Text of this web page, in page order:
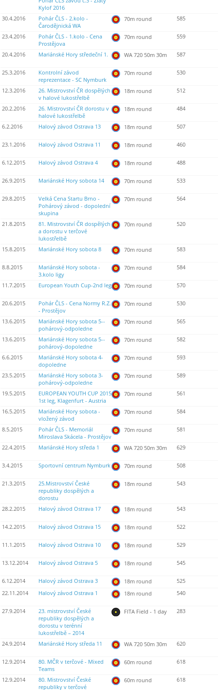
Kylof 2016
30.4.2016
Pohár ČLS - 2.kolo -
Čarodějnická WA
70m round 585
23.4.2016
Pohár ČLS - 1.kolo - Cena
Prostějova
70m round 559
20.4.2016 Mariánské Hory středeční 1. WA 720 50m 30m 587
25.3.2016
Kontrolní závod
reprezentace - SC Nymburk
70m round 530
12.3.2016
26. Mistrovství ČR dospělých
v halové lukostřelbě
18m round 512
20.2.2016
26. Mistrovství ČR dorostu v
halové lukostřelbě
18m round 484
6.2.2016 Halový závod Ostrava 13 18m round 507
23.1.2016 Halový závod Ostrava 11 18m round 460
6.12.2015 Halový závod Ostrava 4 18m round 488
26.9.2015 Mariánské Hory sobota 14 70m round 533
29.8.2015
Velká Cena Startu Brno -
Pohárový závod - dopolední
skupina
70m round 564
21.8.2015
81. Mistrovství ČR dospělých
a dorostu v terčové
lukostřelbě
70m round 520
15.8.2015 Mariánské Hory sobota 8 70m round 583
8.8.2015
Mariánské Hory sobota -
3.kolo ligy
70m round 584
11.7.2015 European Youth Cup-2nd leg 70m round 570
20.6.2015
Pohár ČLS - Cena Normy R.Z.
- Prostějov
70m round 530
13.6.2015
Mariánské Hory sobota 5--
pohárový-odpoledne
70m round 565
13.6.2015
Mariánské Hory sobota 5--
pohárový-dopoledne
70m round 582
6.6.2015
Mariánské Hory sobota 4-
dopoledne
70m round 593
23.5.2015
Mariánské Hory sobota 3-
pohárový-odpoledne
70m round 589
19.5.2015
EUROPEAN YOUTH CUP 2015
1st leg, Klagenfurt - Austria
70m round 561
16.5.2015
Mariánské Hory sobota -
vložený závod
70m round 584
8.5.2015
Pohár ČLS - Memoriál
Miroslava Skácela - Prostějov
70m round 581
22.4.2015 Mariánské Hory středa 1 WA 720 50m 30m 629
3.4.2015 Sportovní centrum Nymburk 70m round 508
21.3.2015
25.Mistrovství České
republiky dospělých a
dorostu
18m round 543
28.2.2015 Halový závod Ostrava 17 18m round 543
14.2.2015 Halový závod Ostrava 15 18m round 522
11.1.2015 Halový závod Ostrava 10 18m round 529
13.12.2014 Halový závod Ostrava 5 18m round 545
6.12.2014 Halový závod Ostrava 3 18m round
525
22.11.2014
Halový závod Ostrava 1 18m round 540
27.9.2014
23. mistrovství České
republiky dospělých a
dorostu v terénní
lukostřelbě – 2014
FITA Field - 1 day 283
24.9.2014 Mariánské Hory středa 11 WA 720 50m 30m 620
12.9.2014
80. MČR v terčové - Mixed
Teams
60m round 618
12.9.2014
80. Mistrovství České
republiky v terčové
60m round 618